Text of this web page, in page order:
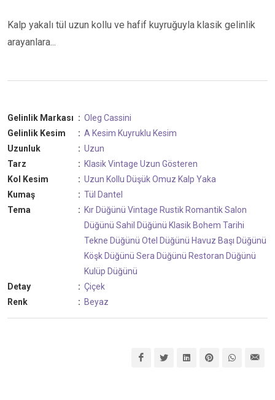
Kalp yakalı tül uzun kollu ve hafif kuyruğuyla klasik gelinlik
arayanlara...
Gelinlik Markası : Oleg Cassini
Gelinlik Kesim
: A Kesim Kuyruklu Kesim
Uzunluk
: Uzun
Tarz
: KlasikVintage Uzun Gösteren
Kol Kesim
: Uzun Kollu Düşük Omuz Kalp Yaka
Kumaş
: Tül Dantel
Tema
: Kır Düğünü Vintage Rustik RomantikSalon
Düğünü Sahil Düğünü Klasik Bohem Tarihi
Tekne Düğünü Otel Düğünü Havuz Başı Düğünü
Köşk Düğünü Sera Düğünü Restoran Düğünü
Kulüp Düğünü
Detay
: Çiçek
Renk
: Beyaz